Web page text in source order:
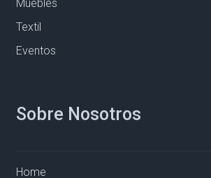
Muebles
Textil
Eventos
Sobre Nosotros
Home